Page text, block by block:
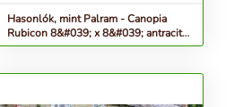
Hasonlók, mint Palram - Canopia
Rubicon 8&#039; x 8&#039; antracit
heavy duty tá...